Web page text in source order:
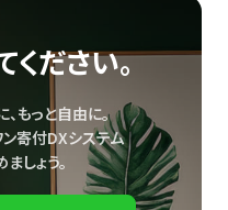
ださい。
もっと自由に。
寄付DXシステム
しょう。